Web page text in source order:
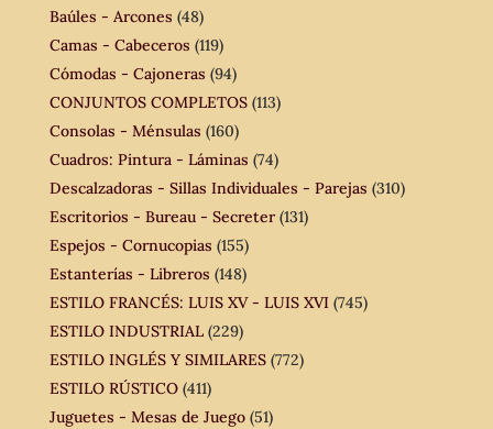
Baúles - Arcones (48)
Camas - Cabeceros (119)
Cómodas - Cajoneras (94)
CONJUNTOS COMPLETOS (113)
Consolas - Ménsulas (160)
Cuadros: Pintura - Láminas (74)
Descalzadoras - Sillas Individuales - Parejas (310)
Escritorios - Bureau - Secreter (131)
Espejos - Cornucopias (155)
Estanterías - Libreros (148)
ESTILO FRANCÉS: LUIS XV - LUIS XVI (745)
ESTILO INDUSTRIAL (229)
ESTILO INGLÉS Y SIMILARES (772)
ESTILO RÚSTICO (411)
Juguetes - Mesas de Juego (51)